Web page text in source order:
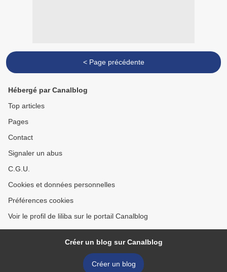
< Page précédente
Hébergé par Canalblog
Top articles
Pages
Contact
Signaler un abus
C.G.U.
Cookies et données personnelles
Préférences cookies
Voir le profil de liliba sur le portail Canalblog
Créer un blog sur Canalblog
Créer un blog